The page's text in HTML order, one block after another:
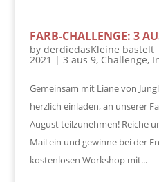
FARB-CHALLENGE: 3
by derdiedasKleine bastelt
2021 | 3 aus 9, Challenge,
Gemeinsam mit Liane von
herzlich einladen, an unserer
August teilzunehmen! Reiche
Mail ein und gewinne bei der
kostenlosen Workshop mit...